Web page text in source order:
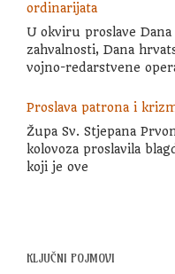
ordinarijata
U okviru proslave
zahvalnosti, Dana
vojno-redarstvene
Proslava patrona i
Župa Sv. Stjepana
kolovoza proslavila
koji je ove
KLJUČNI POJMOVI